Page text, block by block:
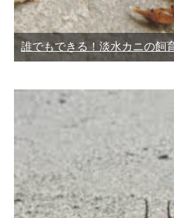
誰でもできる！淡水カニの飼